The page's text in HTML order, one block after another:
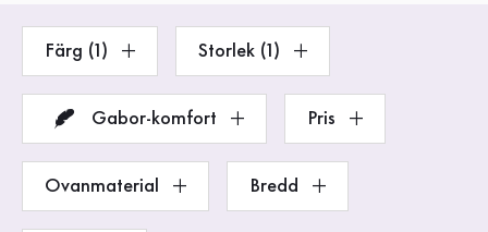
Färg (1) Storlek (1)
Gabor-komfort Pris
Ovanmaterial Bredd